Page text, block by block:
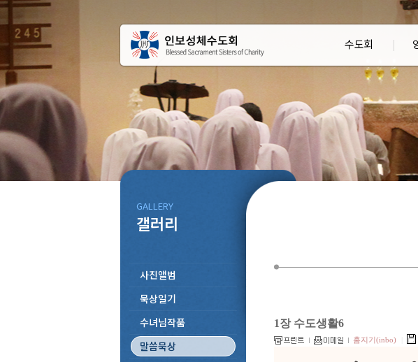
수도회
GALLERY
갤러리
사진앨범
묵상일기
수녀님작품
말씀묵상
1장 수도생활6
홈지기(inbo)